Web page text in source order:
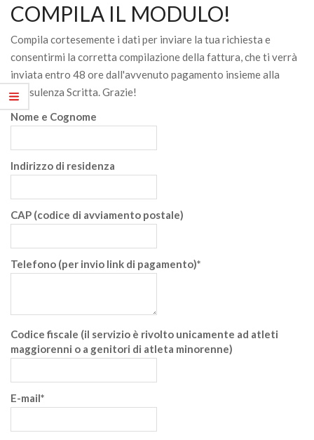
COMPILA IL MODULO!
Compila cortesemente i dati per inviare la tua richiesta e
consentirmi la corretta compilazione della fattura, che ti verrà
inviata entro 48 ore dall'avvenuto pagamento insieme alla
Consulenza Scritta. Grazie!
Nome e Cognome
Indirizzo di residenza
CAP (codice di avviamento postale)
Telefono (per invio link di pagamento)*
Codice fiscale (il servizio è rivolto unicamente ad atleti
maggiorenni o a genitori di atleta minorenne)
E-mail*